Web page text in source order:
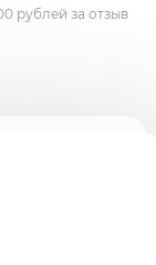
рублей за отзыв